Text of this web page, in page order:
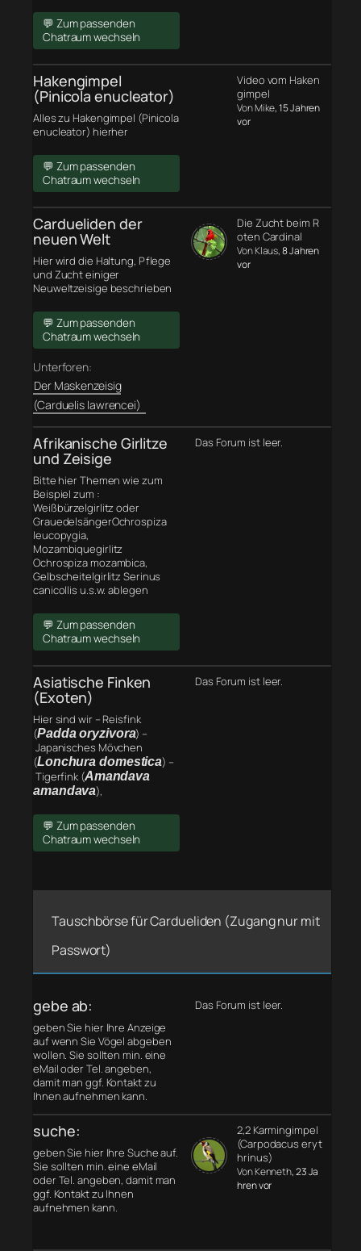
💬 Zum passenden
Chatraum wechseln
Hakengimpel
(Pinicola enucleator)
Alles zu Hakengimpel (Pinicola
enucleator) hierher
💬 Zum passenden
Chatraum wechseln
Video vom Haken
gimpel
Von Mike, 15 Jahren
vor
Cardueliden der
neuen Welt
Hier wird die Haltung, Pflege
und Zucht einiger
Neuweltzeisige beschrieben
💬 Zum passenden
Chatraum wechseln
Unterforen:
Der Maskenzeisig
(Carduelis lawrencei)
Die Zucht beim R
oten Cardinal
Von Klaus, 8 Jahren
vor
Afrikanische Girlitze
und Zeisige
Bitte hier Themen wie zum
Beispiel zum :
Weißbürzelgirlitz oder
GrauedelsängerOchrospiza
leucopygia,
Mozambiquegirlitz
Ochrospiza mozambica,
Gelbscheitelgirlitz Serinus
canicollis u.s.w. ablegen
💬 Zum passenden
Chatraum wechseln
Das Forum ist leer.
Asiatische Finken
(Exoten)
Hier sind wir – Reisfink
(Padda oryzivora) –
Japanisches Mövchen
(Lonchura domestica) –
Tigerfink (Amandava
amandava),
💬 Zum passenden
Chatraum wechseln
Das Forum ist leer.
Tauschbörse für Cardueliden (Zugang nur mit
Passwort)
gebe ab:
geben Sie hier Ihre Anzeige
auf wenn Sie Vögel abgeben
wollen. Sie sollten min. eine
eMail oder Tel. angeben,
damit man ggf. Kontakt zu
Ihnen aufnehmen kann.
Das Forum ist leer.
suche:
geben Sie hier Ihre Suche auf.
Sie sollten min. eine eMail
oder Tel. angeben, damit man
ggf. Kontakt zu Ihnen
aufnehmen kann.
2,2 Karmingimpel
(Carpodacus eryt
hrinus)
Von Kenneth, 23 Ja
hren vor